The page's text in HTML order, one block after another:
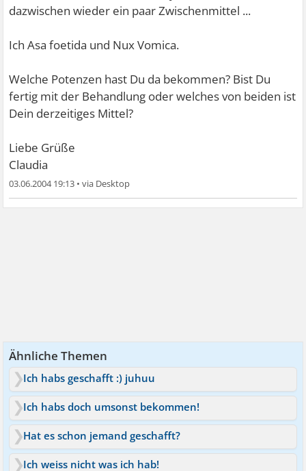
dazwischen wieder ein paar Zwischenmittel ...
Ich Asa foetida und Nux Vomica.
Welche Potenzen hast Du da bekommen? Bist Du
fertig mit der Behandlung oder welches von beiden ist
Dein derzeitiges Mittel?
Liebe Grüße
Claudia
03.06.2004 19:13 •
Ähnliche Themen
Ich habs geschafft :) juhuu
Ich habs doch umsonst bekommen!
Hat es schon jemand geschafft?
Ich weiss nicht was ich hab!